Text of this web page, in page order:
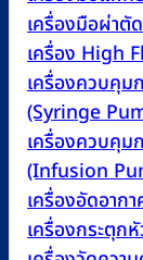
เครื่องมือผ่า
เครื่อง High
เครื่องควบคุม
(Syringe
เครื่องควบคุม
(Infusion
เครื่องอัดอาก
เครื่องกระตุก